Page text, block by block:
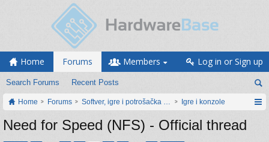
Home Forums
Search Forums Recent Posts
Members Log in or Sign up
Home Forums Softver, igre i potrošačka elektronikaIgre i konzole
Need for Speed (NFS) - Official thread